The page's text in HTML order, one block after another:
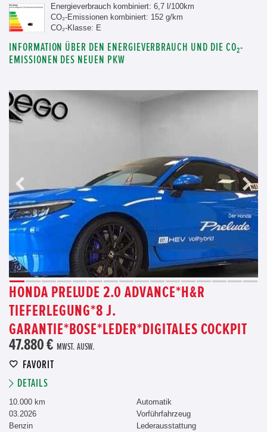
Energieverbrauch kombiniert: 6,7 l/100km
CO₂-Emissionen kombiniert: 152 g/km
CO₂-Klasse: E
INFORMATION ÜBER DEN ENERGIEVERBRAUCH UND DIE CO₂-
EMISSIONEN DES NEUEN PKW
HONDA PRELUDE 2.0 ADVANCE*H&R
TIEFERLEGUNG*8 J.
GARANTIE*BOSE*LEDER*DIGITALES COCKPIT
47.880 € MWST. AUSW.
FAVORIT
DETAILS
10.000 km
03.2026
Benzin
Automatik
Vorführfahrzeug
Lederausstattung